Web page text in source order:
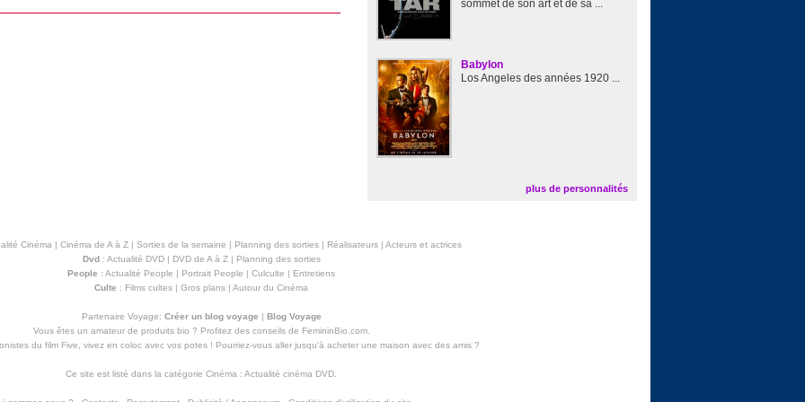
sommet de son art et de sa ...
Babylon
Los Angeles des années 1920 ...
plus de personnalités
Cinéma | Cinéma de A à Z| Sorties de la semaine | Planning des sorties| Réalisateurs| Acteurs et actrices
Dvd: Actualité DVD| DVD de A à Z| Planning des sorties
People : Actualité People | Portrait People | Culculte | Entretiens
Culte : Films cultes | Gros plans | Autour du Cinéma
Partenaire Voyage: Créer un blog voyage | Blog Voyage
Vous êtes un amateur de produits bio ? Profitez des conseils de FemininBio.com.
du film Five, vivez en coloc avec vos potes ! Pourriez-vous aller jusqu'à acheter une maison avec des amis?
Ce site est listé dans la catégorie Cinéma : Actualité cinéma DVD